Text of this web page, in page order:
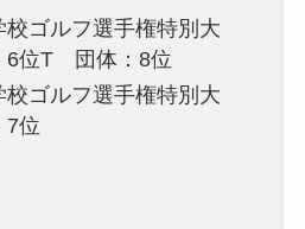
校ゴルフ選手権特別大
位T 団体：8位
校ゴルフ選手権特別大
位